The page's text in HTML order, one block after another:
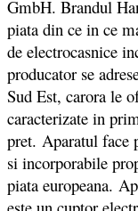
GmbH. Brandul
piata din ce in ce
de electrocasnice
producator se
Sud Est, carora le
caracterizate in
pret. Aparatul face
si incorporabile
piata europeana.